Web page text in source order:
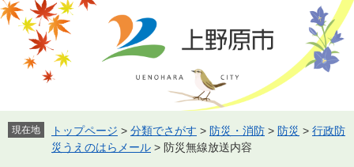
ペ
ー
す。
メ
ニ
し
て
現在地 トップページ > 分類でさがす > 防災・消防 > 防災 > 行政防
災うえのはらメール > 防災無線放送内容